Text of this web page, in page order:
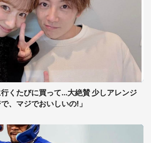
くたびに買って...大絶賛 少しアレンジ
、マジでおいしいの!」